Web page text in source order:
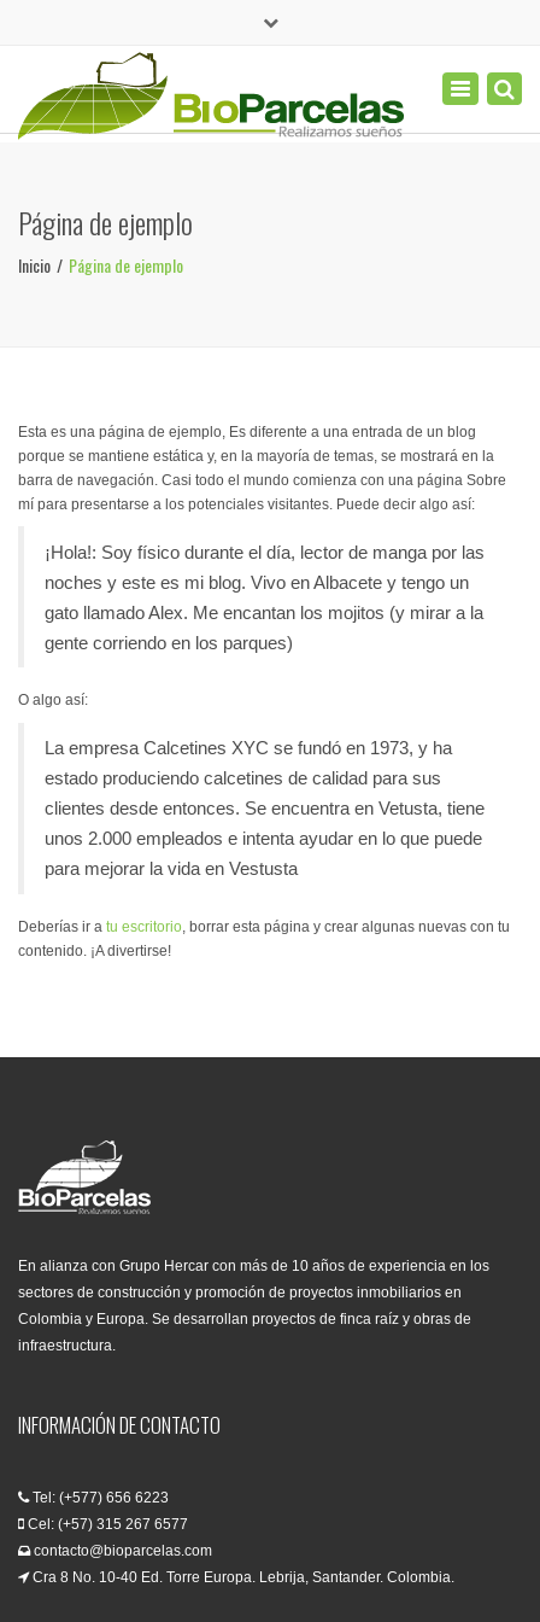
contacto@bioparcelas.com
Toggle
navigation
Página de ejemplo
Inicio Página de ejemplo
Esta es una página de ejemplo, Es diferente a una entrada de un blog
porque se mantiene estática y, en la mayoría de temas, se mostrará en la
barra de navegación. Casi todo el mundo comienza con una página Sobre
mí para presentarse a los potenciales visitantes. Puede decir algo así:
¡Hola!: Soy físico durante el día, lector de manga por las
noches y este es mi blog. Vivo en Albacete y tengo un
gato llamado Alex. Me encantan los mojitos (y mirar a la
gente corriendo en los parques)
O algo así:
La empresa Calcetines XYC se fundó en 1973, y ha
estado produciendo calcetines de calidad para sus
clientes desde entonces. Se encuentra en Vetusta, tiene
unos 2.000 empleados e intenta ayudar en lo que puede
para mejorar la vida en Vestusta
Deberías ir a tu escritorio , borrar esta página y crear algunas nuevas con tu
contenido. ¡A divertirse!
En alianza con Grupo Hercar con más de 10 años de experiencia en los
sectores de construcción y promoción de proyectos inmobiliarios en
Colombia y Europa. Se desarrollan proyectos de finca raíz y obras de
infraestructura.
INFORMACIÓN DE CONTACTO
Tel: (+577) 656 6223
Cel: (+57) 315 267 6577
contacto@bioparcelas.com
Cra 8 No. 10-40 Ed. Torre Europa. Lebrija, Santander. Colombia.